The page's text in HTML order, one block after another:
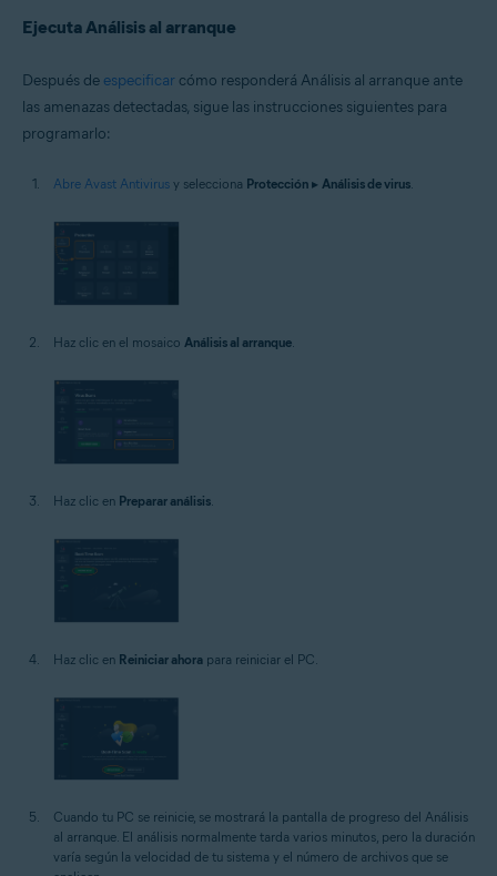
Ejecuta Análisis al arranque
Después de especificar cómo responderá Análisis al arranque ante
las amenazas detectadas, sigue las instrucciones siguientes para
programarlo:
Abre Avast Antivirus y selecciona Protección ▸ Análisis de virus.
Haz clic en el mosaico Análisis al arranque.
Haz clic en Preparar análisis
Haz clic en Reiniciar ahora para reiniciar el PC.
Cuando tu PC se reinicie, se mostrará la pantalla de progreso del Análisis
al arranque. El análisis normalmente tarda varios minutos, pero la duración
varía según la velocidad de tu sistema y el número de archivos que se